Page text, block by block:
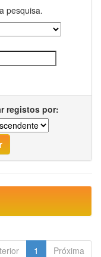
pesquisa.
registos por:
1 Próxima